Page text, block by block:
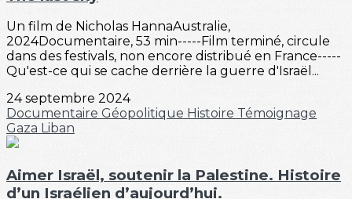
Un film de Nicholas HannaAustralie,
2024Documentaire, 53 min-----Film terminé, circule
dans des festivals, non encore distribué en France-----
Qu'est-ce qui se cache derrière la guerre d'Israël...
24 septembre 2024
Documentaire Géopolitique Histoire Témoignage
Gaza Liban
Aimer Israël, soutenir la Palestine. Histoire
d’un Israélien d’aujourd’hui.